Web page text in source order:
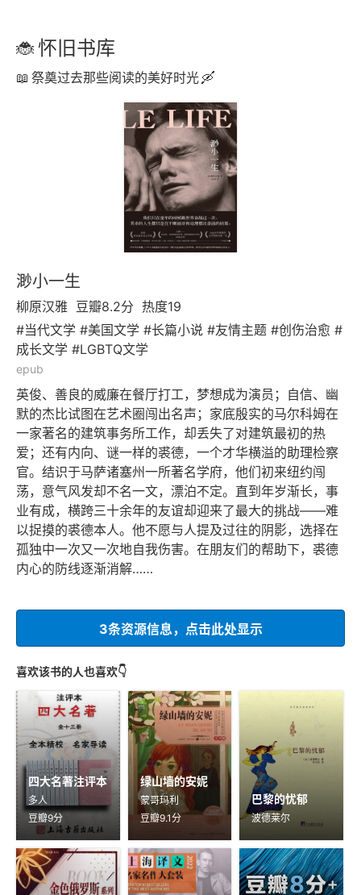
怀旧书库
祭奠过去那些阅读的美好时光
渺小一生
柳原汉雅 豆瓣8.2分 热度19
#当代文学 #美国文学 #长篇小说 #友情主题 #创伤治愈 #
成长文学 #LGBTQ文学
epub
英俊、善良的威廉在餐厅打工，梦想成为演员；自信、幽
默的杰比试图在艺术圈闯出名声；家底殷实的马尔科姆在
一家著名的建筑事务所工作，却丢失了对建筑最初的热
爱；还有内向、谜一样的裘德，一个才华横溢的助理检察
官。结识于马萨诸塞州一所著名学府，他们初来纽约闯
荡，意气风发却不名一文，漂泊不定。直到年岁渐长，事
业有成，横跨三十余年的友谊却迎来了最大的挑战——难
以捉摸的裘德本人。他不愿与人提及过往的阴影，选择在
孤独中一次又一次地自我伤害。在朋友们的帮助下，裘德
内心的防线逐渐消解……
3条资源信息，点击此处显示
喜欢该书的人也喜欢👇
四大名著注评本
多人
豆瓣9分
绿山墙的安妮
蒙哥玛利
豆瓣9.1分
巴黎的忧郁
波德莱尔